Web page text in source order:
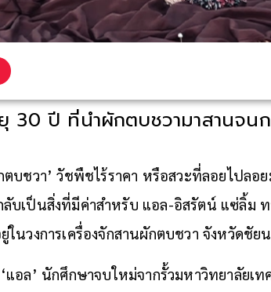
30 ปี ที่นำผักตบชวามาสานจน
ตบชวา’ วัชพืชไร้ราคา หรือสวะที่ลอยไปลอ
บเป็นสิ่งที่มีค่าสำหรับ แอล-อิสรัตน์ แซ่ลิ้ม
นวงการเครื่องจักสานผักตบชวา จังหวัดชัย
แอล’ นักศึกษาจบใหม่จากรั้วมหาวิทยาลัยเ